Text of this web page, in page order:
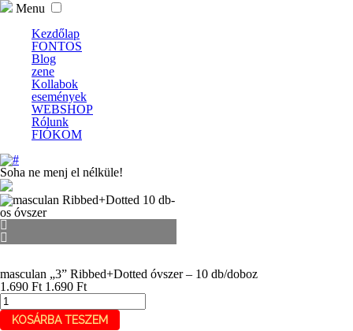
Menu
Kezdőlap
FONTOS
Blog
zene
Kollabok
események
WEBSHOP
Rólunk
FIÓKOM
Soha ne menj el nélküle!
masculan „3” Ribbed+Dotted óvszer – 10 db/doboz
1.690 Ft 1.690 Ft
masculan
"3"
Ribbed+Dotted
KOSÁRBA TESZEM